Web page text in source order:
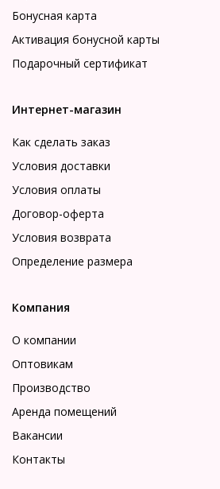
Бонусная карта
Активация бонусной карты
Подарочный сертификат
Интернет-магазин
Как сделать заказ
Условия доставки
Условия оплаты
Договор-оферта
Условия возврата
Определение размера
Компания
О компании
Оптовикам
Производство
Аренда помещений
Вакансии
Контакты